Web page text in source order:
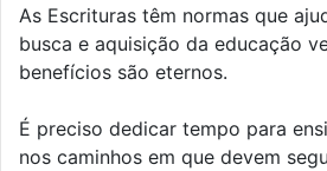
As Escrituras têm normas que
busca e aquisição da educação
benefícios são eternos.
É preciso dedicar tempo para
nos caminhos em que devem